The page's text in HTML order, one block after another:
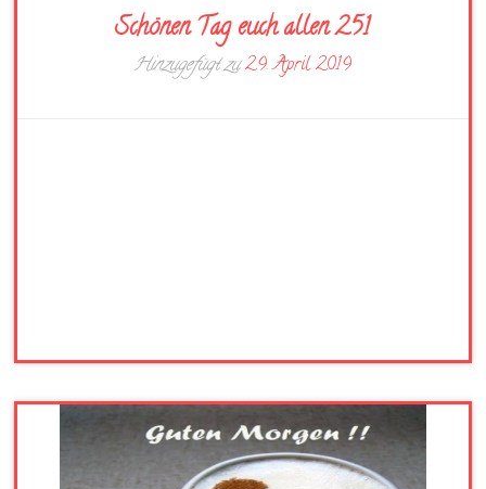
Schönen Tag euch allen 251
Hinzugefügt zu29. April 2019